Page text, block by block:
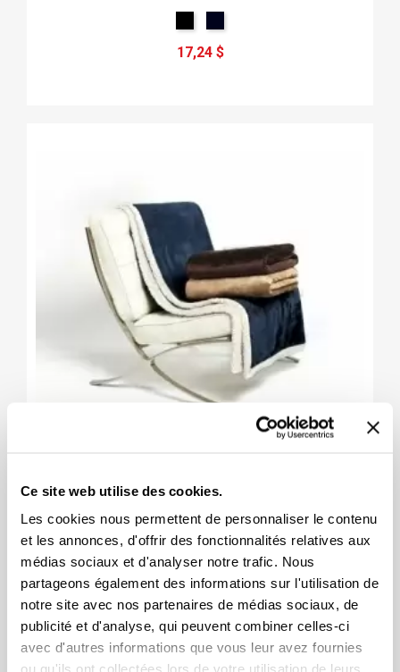
Ce site web utilise des cookies.
Les cookies nous permettent de personnaliser le contenu
et les annonces, d'offrir des fonctionnalités relatives aux
médias sociaux et d'analyser notre trafic. Nous
partageons également des informations sur l'utilisation de
notre site avec nos partenaires de médias sociaux, de
publicité et d'analyse, qui peuvent combiner celles-ci
avec d'autres informations que vous leur avez fournies
ou qu'ils ont collectées lors de votre utilisation de leurs
17,24 $
Couverture ORIGINAL LAMBSWOOL
+4
61,74 $